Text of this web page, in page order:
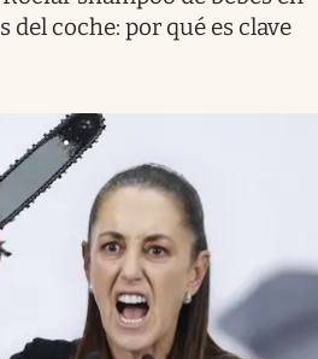
del coche: por qué es clave